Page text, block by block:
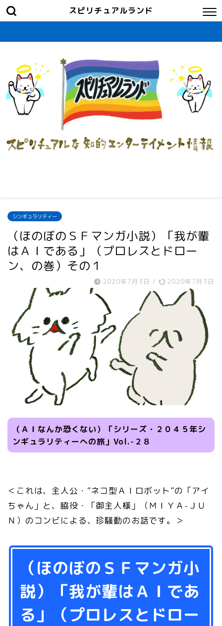
スピリチュアルランド
シンギュラリティー
（ほのぼのＳＦマンガ小説）「我が輩
はＡＩである」（プロレスとドロー
ン、の巻）その１
2020年7月3日 / 2020年7月3日
（ＡＩなんか恐くない）「シリーズ・２０４５年シ
ンギュラリティーへの旅」Vol.-２８
＜これは、主人公・“ネコ型ＡＩロボット”の「アイ
ちゃん」と、脇役・「御主人様」（ＭＩＹＡ-ＪＵ
Ｎ）のコンビによる、珍騒動のお話です。＞
（ほのぼのＳＦマンガ小
説）「我が輩はＡＩであ
る」（プロレスとドロー